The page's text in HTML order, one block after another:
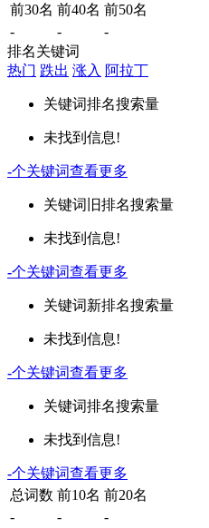
前30名 前40名 前50名
-
-
-
排名关键词
热门 跌出 涨入 阿拉丁
关键词排名搜索量
未找到信息!
-个关键词查看更多
关键词 旧排名搜索量
未找到信息!
-个关键词查看更多
关键词新排名搜索量
未找到信息!
-个关键词查看更多
关键词排名搜索量
未找到信息!
-个关键词查看更多
总词数 前10名 前20名
-
-
-